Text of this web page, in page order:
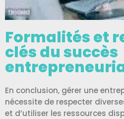
Formalités et
clés du succès
En conclusion, gérer une
nécessite de respecter
et d’utiliser les ressources